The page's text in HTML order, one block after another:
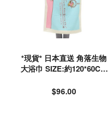
*現貨* 日本直送 角落生物
大浴巾 SIZE:約120*60CM
$96.00